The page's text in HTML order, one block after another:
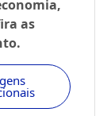
as